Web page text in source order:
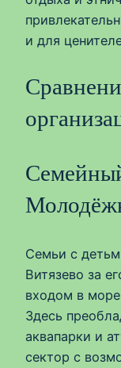
и для
Семьи с
Витязево за
входом в
Здесь
аквапарки и
сектор с